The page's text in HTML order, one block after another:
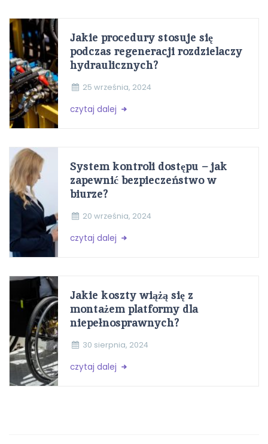
Jakie procedury stosuje się
podczas regeneracji rozdzielaczy
hydraulicznych?
25 września, 2024
czytaj dalej
System kontroli dostępu – jak
zapewnić bezpieczeństwo w
biurze?
20 września, 2024
czytaj dalej
Jakie koszty wiążą się z
montażem platformy dla
niepełnosprawnych?
30 sierpnia, 2024
czytaj dalej